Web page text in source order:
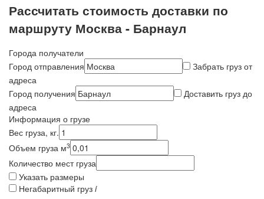
Рассчитать стоимость доставки по
маршруту Москва - Барнаул
Города получатели
Город отправления
Забрать груз от
адреса
Город получения
Доставить груз до
адреса
Информация о грузе
Вес груза, кг.
Объем груза м3
Количество мест груза
Указать размеры
Негабаритный груз i